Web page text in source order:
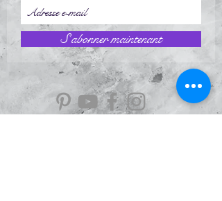
S`abonner maintenant